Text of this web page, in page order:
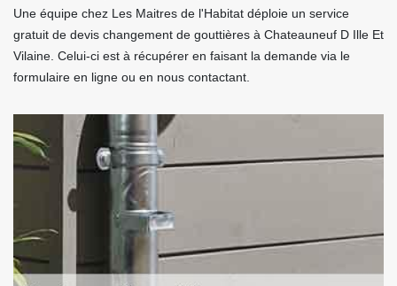
Une équipe chez Les Maitres de l'Habitat déploie un service
gratuit de devis changement de gouttières à Chateauneuf D Ille Et
Vilaine. Celui-ci est à récupérer en faisant la demande via le
formulaire en ligne ou en nous contactant.